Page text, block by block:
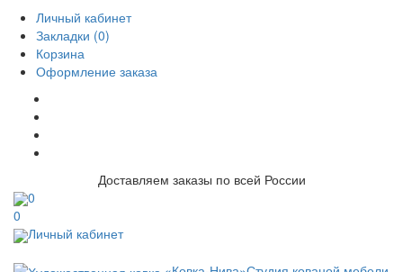
Личный кабинет
Закладки (0)
Корзина
Оформление заказа
Доставляем заказы по всей России
0
0
Личный кабинет